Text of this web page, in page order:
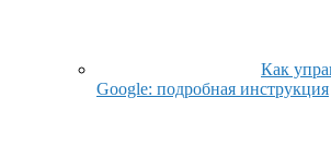
Как
Google: подробная инструкция